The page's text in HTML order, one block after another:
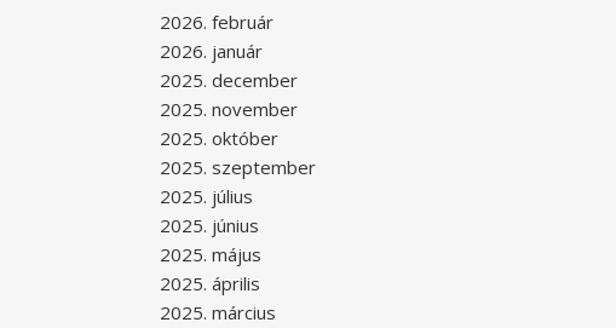
2026. február
2026. január
2025. december
2025. november
2025. október
2025. szeptember
2025. július
2025. június
2025. május
2025. április
2025. március